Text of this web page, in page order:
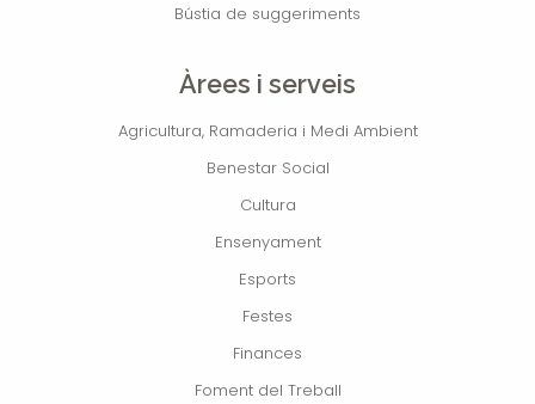
Bústia de suggeriments
Àrees i serveis
Agricultura, Ramaderia i Medi Ambient
Benestar Social
Cultura
Ensenyament
Esports
Festes
Finances
Foment del Treball